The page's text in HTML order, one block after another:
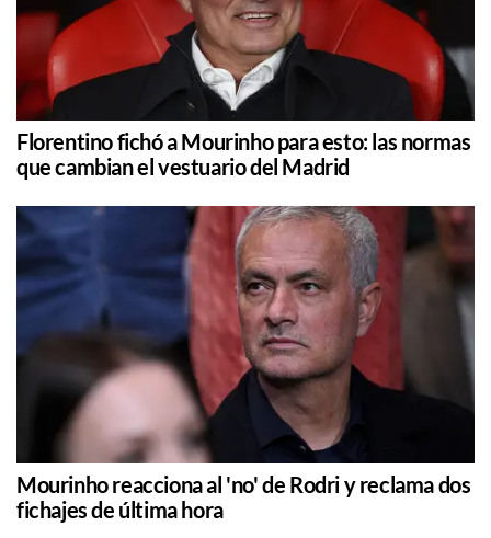
Florentino fichó a Mourinho para esto: las normas
que cambian el vestuario del Madrid
Mourinho reacciona al 'no' de Rodri y reclama dos
fichajes de última hora